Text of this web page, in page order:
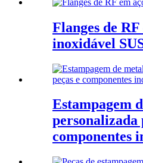
Flanges de RF
inoxidável
Estampagem
personalizada
componentes